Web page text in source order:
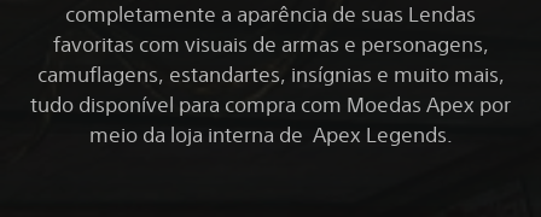
completamente a aparência de suas Lendas
favoritas com visuais de armas e personagens,
camuflagens, estandartes, insígnias e muito mais,
tudo disponível para compra com Moedas Apex por
meio da loja interna de Apex Legends.